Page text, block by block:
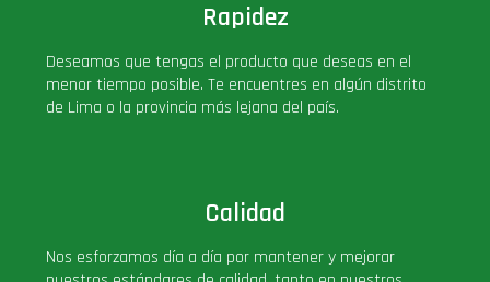
Rapidez
Deseamos que tengas el producto que deseas en el
menor tiempo posible. Te encuentres en algún distrito
de Lima o la provincia más lejana del país.
Calidad
Nos esforzamos día a día por mantener y mejorar